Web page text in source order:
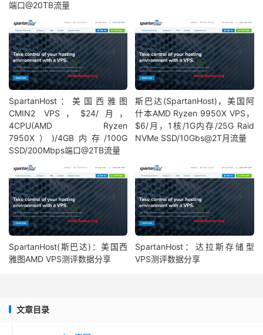
端口@20TB流量
SpartanHost：美国西雅图
CMIN2 VPS，$24/月，
4CPU(AMD Ryzen
7950X）)/4GB内存/100G
SSD/200Mbps端口@2TB流量
斯巴达(SpartanHost)，美国阿
什本AMD Ryzen 9950X VPS，
$6/月，1核/1G内存/25G Raid
NVMe SSD/10Gbs@2T月流量
SpartanHost(斯巴达)：美国西
雅图AMD VPS测评数据分享
SpartanHost：达拉斯存储型
VPS测评数据分享
文章目录